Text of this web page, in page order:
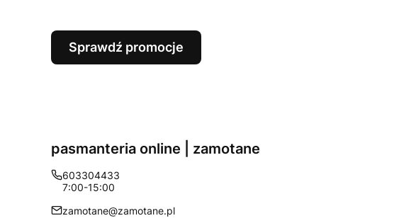
Sprawdź promocje
pasmanteria online | zamotane
603304433
7:00-15:00
zamotane@zamotane.pl